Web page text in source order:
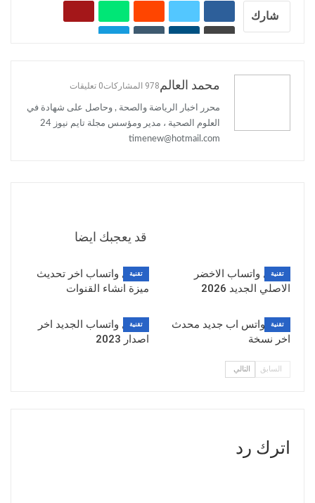
شارك
محمد العالم 978 المشاركات 0 تعليقات
محرر اخبار الرياضة والصحة , وحاصل على شهادة في
العلوم الصحية ، مدير ومؤسس مجلة تايم نيوز 24
timenew@hotmail.com
قد يعجبك ايضا
تقنية
تحميل واتساب الاخضر
الاصلي الجديد 2026
تقنية
تحميل واتساب اخر تحديث
ميزة انشاء القنوات
تقنية
تنزيل واتس اب جديد محدث
اخر نسخة
تقنية
تحميل واتساب الجديد اخر
اصدار 2023
السابق التالي
اترك رد